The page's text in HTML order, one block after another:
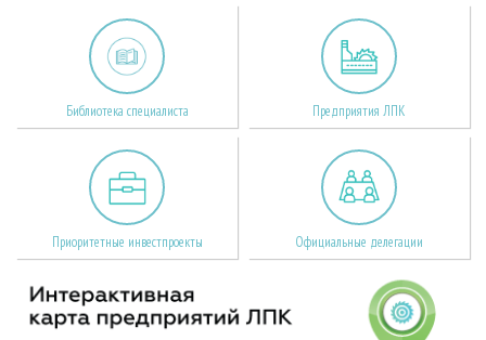
Библиотека специалиста Предприятия ЛПК
Приоритетные инвестпроекты Официальные делегации